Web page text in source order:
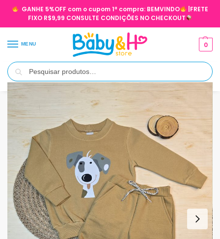
GANHE 5%OFF com o cupom 1ª compra: BEMVINDO
|FRETE
FIXO R$9,99 CONSULTE CONDIÇÕES NO CHECKOUT
MENU
Pesquisar
0
Início / INVERNO / MENINO 1 À 8 ANOS INVERNO